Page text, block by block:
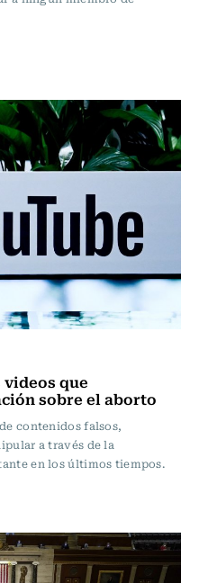
que
sobre el aborto
contenidos falsos,
a través de la
en los últimos tiempos.